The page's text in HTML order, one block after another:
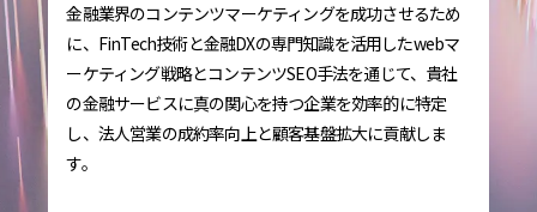
金融業界のコンテンツマーケティングを成功させるため
に、FinTech技術と金融DXの専門知識を活用したwebマ
ーケティング戦略とコンテンツSEO手法を通じて、貴社
の金融サービスに真の関心を持つ企業を効率的に特定
し、法人営業の成約率向上と顧客基盤拡大に貢献しま
す。